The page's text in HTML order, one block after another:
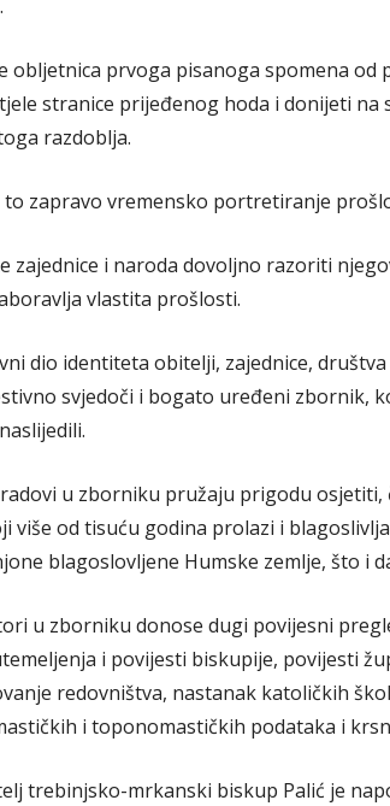
obljetnica prvoga pisanoga spomena
stranice prijeđenog hoda i donijeti na
razdoblja.
to zapravo vremensko portretiranje
zajednice i naroda dovoljno razoriti
vlastita prošlosti.
dio identiteta obitelji, zajednice,
svjedoči i bogato uređeni zbornik,
u zborniku pružaju prigodu
više od tisuću godina prolazi i
blagoslovljene Humske zemlje, što i
u zborniku donose dugi povijesni
i povijesti biskupije, povijesti
redovništva, nastanak katoličkih
i toponomastičkih podataka i
trebinjsko-mrkanski biskup Palić je